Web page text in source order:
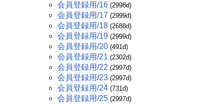
会員登録用/16 (2998d)
会員登録用/17 (2999d)
会員登録用/18 (2688d)
会員登録用/19 (2999d)
会員登録用/20 (491d)
会員登録用/21 (2302d)
会員登録用/22 (2997d)
会員登録用/23 (2997d)
会員登録用/24 (731d)
会員登録用/25 (2997d)